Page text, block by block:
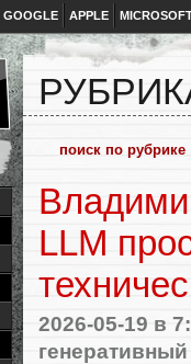
GOOGLE APPLE
LLM
2026-05-19 в